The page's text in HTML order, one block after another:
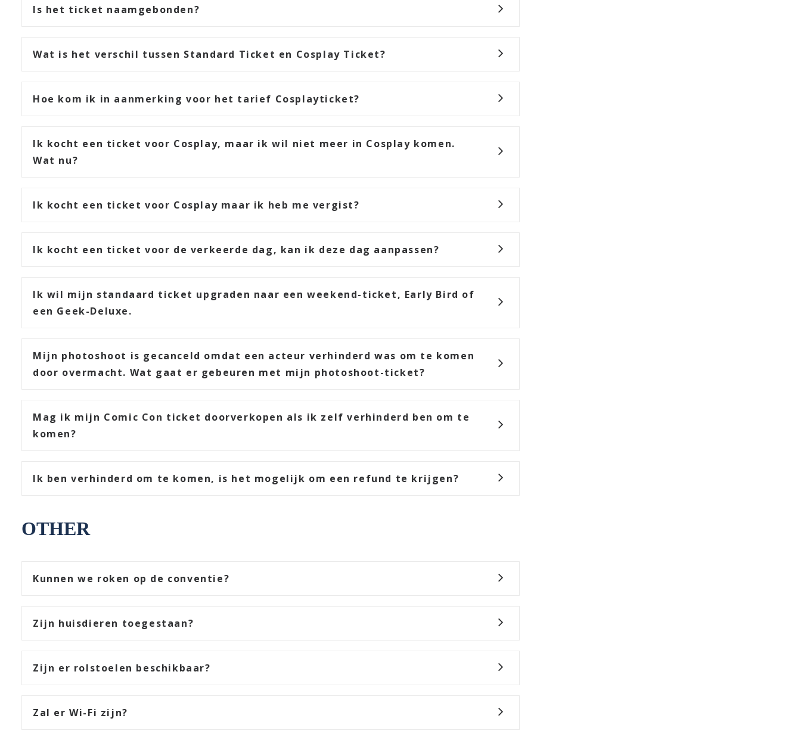
Is het ticket naamgebonden?
Wat is het verschil tussen Standard Ticket en Cosplay Ticket?
Hoe kom ik in aanmerking voor het tarief Cosplayticket?
Ik kocht een ticket voor Cosplay, maar ik wil niet meer in Cosplay komen.
Wat nu?
Ik kocht een ticket voor Cosplay maar ik heb me vergist?
Ik kocht een ticket voor de verkeerde dag, kan ik deze dag aanpassen?
Ik wil mijn standaard ticket upgraden naar een weekend-ticket, Early Bird of
een Geek-Deluxe.
Mijn photoshoot is gecanceld omdat een acteur verhinderd was om te komen
door overmacht. Wat gaat er gebeuren met mijn photoshoot-ticket?
Mag ik mijn Comic Con ticket doorverkopen als ik zelf verhinderd ben om te
komen?
Ik ben verhinderd om te komen, is het mogelijk om een refund te krijgen?
OTHER
Kunnen we roken op de conventie?
Zijn huisdieren toegestaan?
Zijn er rolstoelen beschikbaar?
Zal er Wi-Fi zijn?